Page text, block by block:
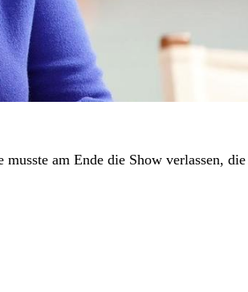
am Ende die Show verlassen,